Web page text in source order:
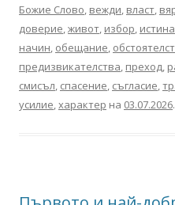
Божие Слово, вежди, власт,
доверие,живот, избор, истина
начин, обещание,
предизвикателства, преход,
смисъл, спасение, съгласие,
усилие,характер на 03.07.2026.